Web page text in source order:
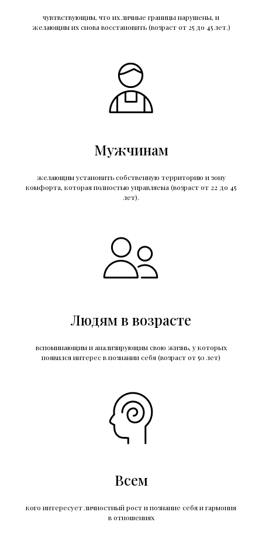
чувтвствующим, что их личные границы нарушены, и
желающим их снова восстановить (возраст от 25 до 45 лет.)
Мужчинам
желающим установить собственную территорию и зону
комфорта, которая полностью управляема (возраст от 22 до 45
лет).
Людям в возрасте
вспоминающим и анализирующим свою жизнь, у которых
появился интерес в познании себя (возраст от 50 лет)
Всем
кого интересует личностный рост и познание себя и гармония
в отношениях